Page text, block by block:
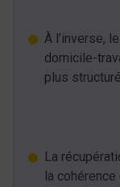
À l’inverse,
domicile-
plus
La
la